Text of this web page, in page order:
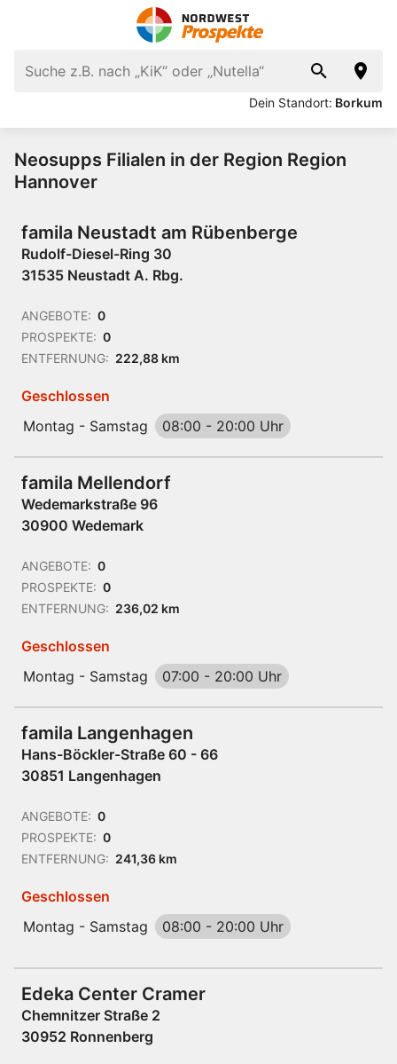
Dein Standort: Borkum
Neosupps Filialen in der Region Region
Hannover
famila Neustadt am Rübenberge
Rudolf-Diesel-Ring 30
31535 Neustadt A. Rbg.
ANGEBOTE: 0
PROSPEKTE: 0
ENTFERNUNG: 222,88 km
Geschlossen
Montag - Samstag
08:00 - 20:00 Uhr
famila Mellendorf
Wedemarkstraße 96
30900 Wedemark
ANGEBOTE: 0
PROSPEKTE: 0
ENTFERNUNG: 236,02 km
Geschlossen
Montag - Samstag
07:00 - 20:00 Uhr
famila Langenhagen
Hans-Böckler-Straße 60 - 66
30851 Langenhagen
ANGEBOTE: 0
PROSPEKTE: 0
ENTFERNUNG: 241,36 km
Geschlossen
Montag - Samstag
08:00 - 20:00 Uhr
Edeka Center Cramer
Chemnitzer Straße 2
30952 Ronnenberg